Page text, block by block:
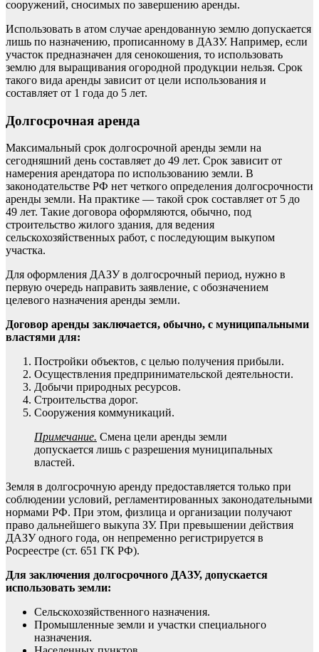
сооружений, сносимых по завершению аренды.
Использовать в атом случае арендованную землю допускается
лишь по назначению, прописанному в ДАЗУ. Например, если
участок предназначен для сенокошения, то использовать
землю для выращивания огородной продукции нельзя. Срок
такого вида аренды зависит от цели использования и
составляет от 1 года до 5 лет.
Долгосрочная аренда
Максимальный срок долгосрочной аренды земли на
сегодняшний день составляет до 49 лет. Срок зависит от
намерения арендатора по использованию земли. В
законодательстве РФ нет четкого определения долгосрочности
аренды земли. На практике — такой срок составляет от 5 до
49 лет. Такие договора оформляются, обычно, под
строительство жилого здания, для ведения
сельскохозяйственных работ, с последующим выкупом
участка.
Для оформления ДАЗУ в долгосрочный период, нужно в
первую очередь направить заявление, с обозначением
целевого назначения аренды земли.
Договор аренды заключается, обычно, с муниципальными
властями для:
Постройки объектов, с целью получения прибыли.
Осуществления предпринимательской деятельности.
Добычи природных ресурсов.
Строительства дорог.
Сооружения коммуникаций.
Примечание. Смена цели аренды земли
допускается лишь с разрешения муниципальных
властей.
Земля в долгосрочную аренду предоставляется только при
соблюдении условий, регламентированных законодательными
нормами РФ. При этом, физлица и организации получают
право дальнейшего выкупа ЗУ. При превышении действия
ДАЗУ одного года, он непременно регистрируется в
Росреестре (ст. 651 ГК РФ).
Для заключения долгосрочного ДАЗУ, допускается
использовать земли:
Сельскохозяйственного назначения.
Промышленные земли и участки специального
назначения.